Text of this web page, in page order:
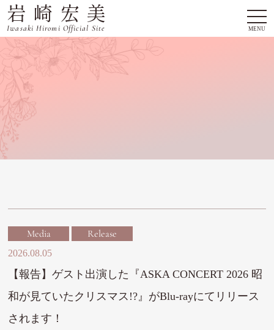
岩崎宏美
Iwasaki Hiromi Official Site MENU
Media Release
2026.08.05
【報告】ゲスト出演した『ASKA CONCERT 2026 昭
和が見ていたクリスマス!?』がBlu-rayにてリリース
されます！